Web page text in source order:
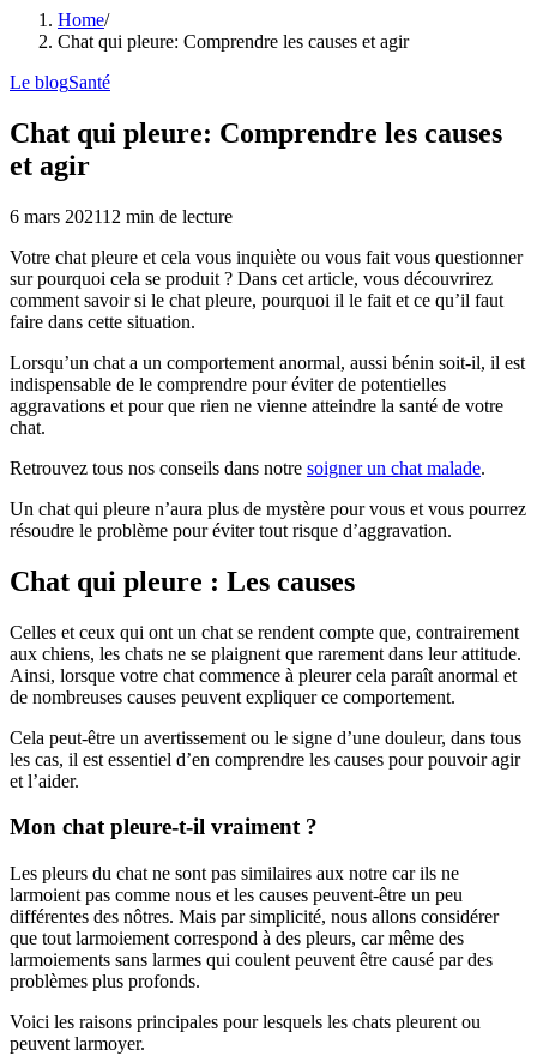
Home/
Chat qui pleure: Comprendre les causes et agir
Le blogSanté
Chat qui pleure: Comprendre les causes
et agir
6 mars 202112 min de lecture
Votre chat pleure et cela vous inquiète ou vous fait vous questionner
sur pourquoi cela se produit ? Dans cet article, vous découvrirez
comment savoir si le chat pleure, pourquoi il le fait et ce qu’il faut
faire dans cette situation.
Lorsqu’un chat a un comportement anormal, aussi bénin soit-il, il est
indispensable de le comprendre pour éviter de potentielles
aggravations et pour que rien ne vienne atteindre la santé de votre
chat.
Retrouvez tous nos conseils dans notre soigner un chat malade.
Un chat qui pleure n’aura plus de mystère pour vous et vous pourrez
résoudre le problème pour éviter tout risque d’aggravation.
Chat qui pleure : Les causes
Celles et ceux qui ont un chat se rendent compte que, contrairement
aux chiens, les chats ne se plaignent que rarement dans leur attitude.
Ainsi, lorsque votre chat commence à pleurer cela paraît anormal et
de nombreuses causes peuvent expliquer ce comportement.
Cela peut-être un avertissement ou le signe d’une douleur, dans tous
les cas, il est essentiel d’en comprendre les causes pour pouvoir agir
et l’aider.
Mon chat pleure-t-il vraiment ?
Les pleurs du chat ne sont pas similaires aux notre car ils ne
larmoient pas comme nous et les causes peuvent-être un peu
différentes des nôtres. Mais par simplicité, nous allons considérer
que tout larmoiement correspond à des pleurs, car même des
larmoiements sans larmes qui coulent peuvent être causé par des
problèmes plus profonds.
Voici les raisons principales pour lesquels les chats pleurent ou
peuvent larmoyer.